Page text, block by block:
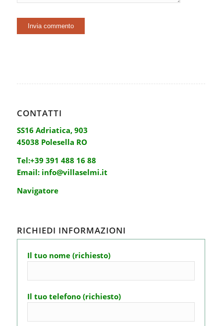
CONTATTI
SS16 Adriatica, 903
45038 Polesella RO
Tel:+39 391 488 16 88
Email: info@villaselmi.it
Navigatore
RICHIEDI INFORMAZIONI
Il tuo nome (richiesto)
Il tuo telefono (richiesto)